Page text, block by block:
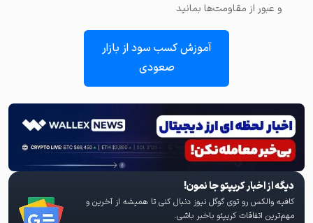
و عبور از مقاومت‌ها بمانید
آموزش کسب سود از بازار
صعودی
دیگه از اخبار کریپتو جا نمون!
کافیه والکس رو توی گوگل نیوز دنبال کنی تا همیشه از آخرین و
مهم‌ترین اتفاقات کریپتو باخبر باشی.